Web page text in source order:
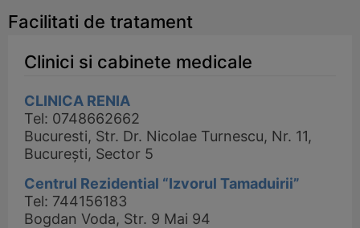
Facilitati de tratament
Clinici si cabinete medicale
CLINICA RENIA
Tel: 0748662662
Bucuresti, Str. Dr. Nicolae Turnescu, Nr. 11,
București, Sector 5
Centrul Rezidential “Izvorul Tamaduirii”
Tel: 744156183
Bogdan Voda, Str. 9 Mai 94